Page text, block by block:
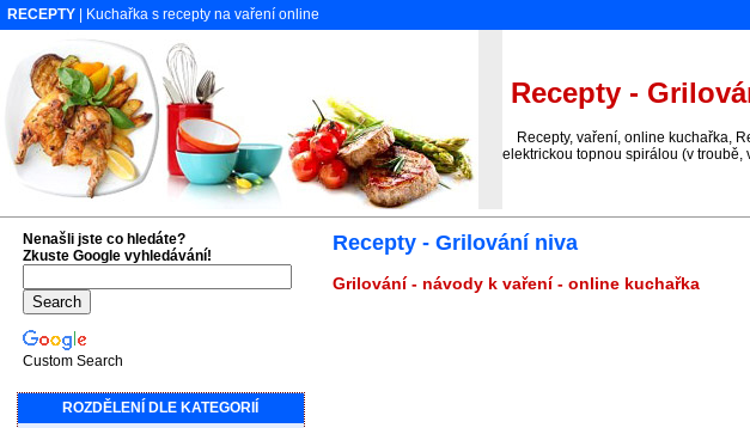
RECEPTY | Kuchařka s recepty na vaření online
Recepty -
Recepty, vaření, online kuchařka,
elektrickou topnou spirálou (v troubě,
Recepty - Grilování niva
Grilování - návody k vaření - online kuchařka
Nenašli jste co hledáte?
Zkuste Google vyhledávání!
Custom Search
ROZDĚLENÍ DLE KATEGORIÍ